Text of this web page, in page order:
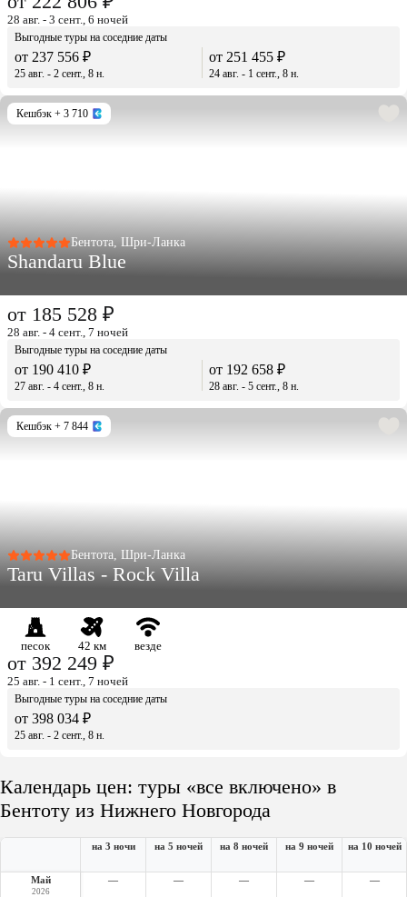
28 авг. - 3 сент., 6 ночей
Выгодные туры на соседние даты
от 237 556 ₽
25 авг. - 2 сент., 8 н.
от 251 455 ₽
24 авг. - 1 сент., 8 н.
Кешбэк + 3 710
Бентота, Шри-Ланка
Shandaru Blue
от 185 528 ₽
28 авг. - 4 сент., 7 ночей
Выгодные туры на соседние даты
от 190 410 ₽
27 авг. - 4 сент., 8 н.
от 192 658 ₽
28 авг. - 5 сент., 8 н.
Кешбэк + 7 844
Бентота, Шри-Ланка
Taru Villas - Rock Villa
песок 42 км везде
от 392 249 ₽
25 авг. - 1 сент., 7 ночей
Выгодные туры на соседние даты
от 398 034 ₽
25 авг. - 2 сент., 8 н.
Календарь цен: туры «все включено» в
Бентоту из Нижнего Новгорода
на 3 ночи на 5 ночей на 8 ночей на 9 ночей на 10 ночей
Май
2026
— — — — —